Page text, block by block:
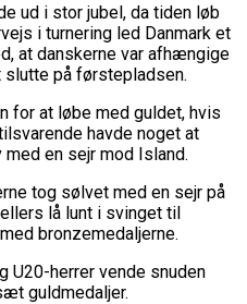
ud i stor jubel, da tiden løb
i turnering led Danmark et
at danskerne var afhængige
på førstepladsen.
for at løbe med guldet, hvis
havde noget at
en sejr mod Island.
tog sølvet med en sejr på
lå lunt i svinget til
bronzemedaljerne.
U20-herrer vende snuden
guldmedaljer.